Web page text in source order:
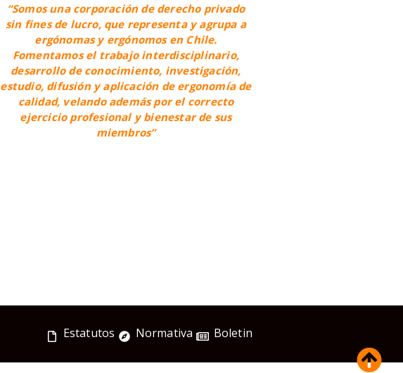
“Somos una corporación de derecho privado
sin fines de lucro, que representa y agrupa a
ergónomas y ergónomos en Chile.
Fomentamos el trabajo interdisciplinario,
desarrollo de conocimiento, investigación,
estudio, difusión y aplicación de ergonomía de
calidad, velando además por el correcto
ejercicio profesional y bienestar de sus
miembros”
Estatutos Normativa Boletin